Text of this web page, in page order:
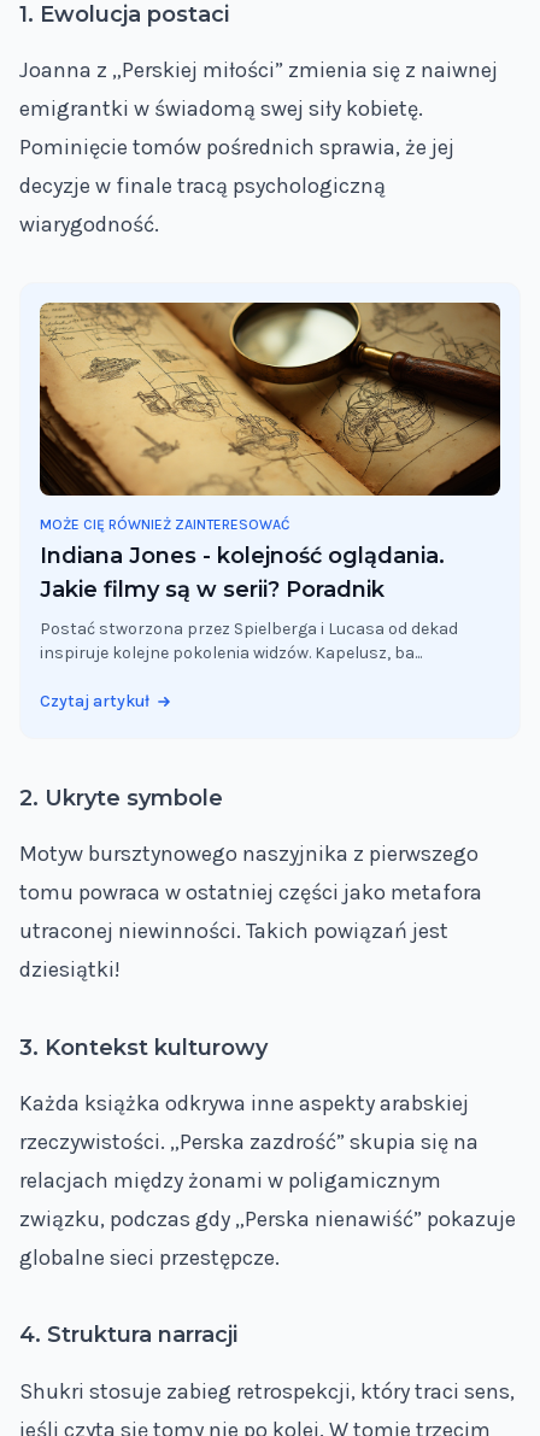
1. Ewolucja postaci
Joanna z „Perskiej miłości” zmienia się z naiwnej
emigrantki w świadomą swej siły kobietę.
Pominięcie tomów pośrednich sprawia, że jej
decyzje w finale tracą psychologiczną
wiarygodność.
Indiana Jones - kolejność oglądania. Jakie filmy są
MOŻE CIĘ RÓWNIEŻ ZAINTERESOWAĆ
Indiana Jones - kolejność oglądania.
Jakie filmy są w serii? Poradnik
Postać stworzona przez Spielberga i Lucasa od dekad
inspiruje kolejne pokolenia widzów. Kapelusz, ba...
Czytaj artykuł
2. Ukryte symbole
Motyw bursztynowego naszyjnika z pierwszego
tomu powraca w ostatniej części jako metafora
utraconej niewinności. Takich powiązań jest
dziesiątki!
3. Kontekst kulturowy
Każda książka odkrywa inne aspekty arabskiej
rzeczywistości. „Perska zazdrość” skupia się na
relacjach między żonami w poligamicznym
związku, podczas gdy „Perska nienawiść” pokazuje
globalne sieci przestępcze.
4. Struktura narracji
Shukri stosuje zabieg retrospekcji, który traci sens,
jeśli czyta się tomy nie po kolei. W tomie trzecim